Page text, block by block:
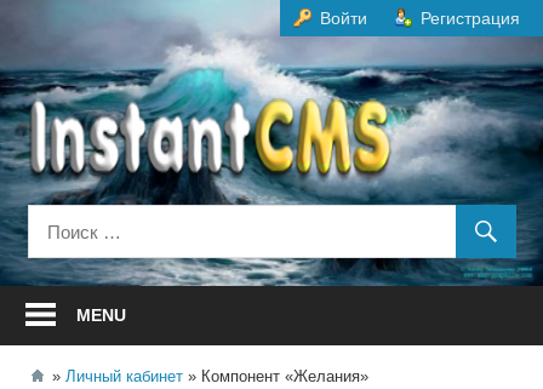
содержанию
Войти Регистрация
MENU
Личный кабинет Компонент «Желания»